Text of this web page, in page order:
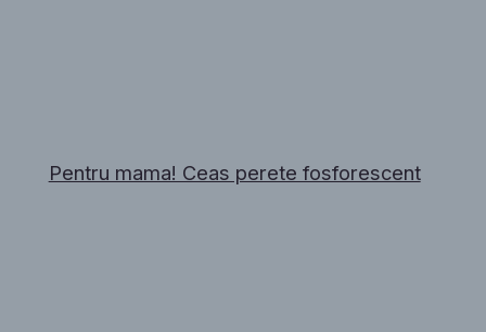
Pentru mama! Ceas perete fosforescent